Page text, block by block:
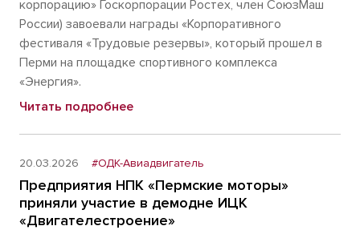
корпорацию» Госкорпорации Ростех, член СоюзМаш
России) завоевали награды «Корпоративного
фестиваля «Трудовые резервы», который прошел в
Перми на площадке спортивного комплекса
«Энергия».
Читать подробнее
20.03.2026 #ОДК-Авиадвигатель
Предприятия НПК «Пермские моторы»
приняли участие в демодне ИЦК
«Двигателестроение»